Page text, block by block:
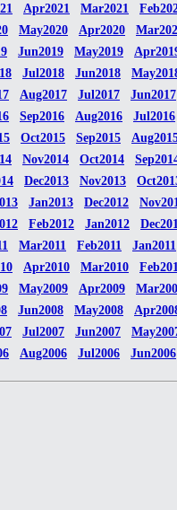
Apr2021 Mar2021
May2020 Apr2020
Jun2019 May2019
Jul2018 Jun2018
Aug2017 Jul2017
Jun2017
Sep2016 Aug2016
Jul2016
Oct2015 Sep2015
Nov2014 Oct2014
Dec2013 Nov2013
Jan2013 Dec2012
Feb2012 Jan2012
Mar2011 Feb2011
Jan2011
Apr2010 Mar2010
May2009 Apr2009
Jun2008 May2008
Jul2007 Jun2007
Aug2006 Jul2006 Jun2006